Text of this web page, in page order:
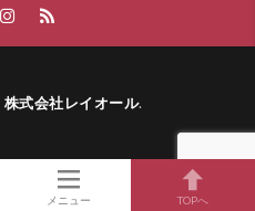
株式会社レイオール.
メニュー TOPへ